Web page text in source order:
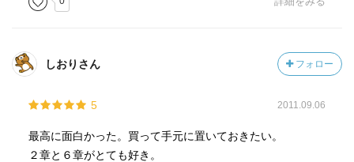
しおりさん フォロー
5 2011.09.06
最高に面白かった。買って手元に置いておきたい。
２章と６章がとても好き。